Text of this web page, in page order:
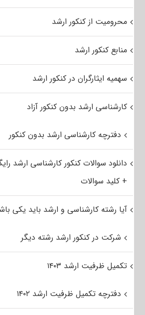
محرومیت از کنکور ارشد
منابع کنکور ارشد
سهمیه ایثارگران در کنکور ارشد
کارشناسی ارشد بدون کنکور آزاد
دفترچه کارشناسی ارشد بدون کنکور
دانلود سوالات کنکور کارشناسی ارشد
+ کلید سوالات
آیا رشته کارشناسی و ارشد باید یکی
شرکت در کنکور ارشد رشته دیگر
تکمیل ظرفیت ارشد ۱۴۰۳
دفترچه تکمیل ظرفیت ارشد ۱۴۰۲